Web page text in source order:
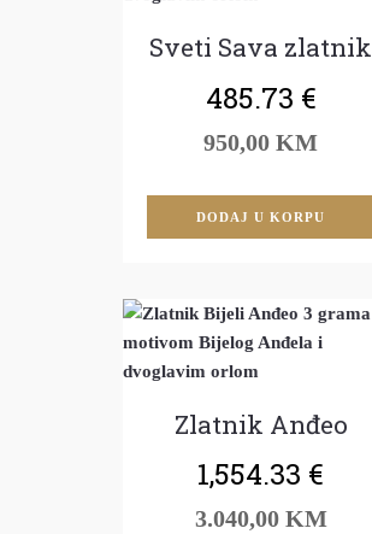
Sveti Sava zlatnik
485.73 €
950,00 KM
DODAJ U KORPU
Zlatnik Anđeo
1,554.33 €
3.040,00 KM